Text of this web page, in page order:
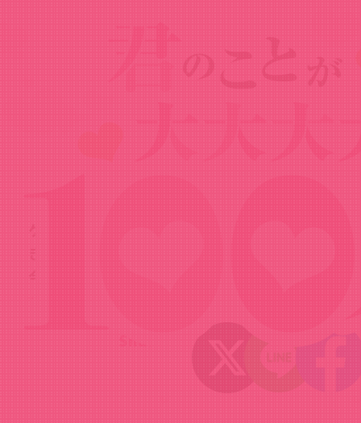
News
ゲームアプリ『君のことが大大大大大好
きな100人の彼女 ビビーン!!とパズル』
今すぐダウンロード❣️